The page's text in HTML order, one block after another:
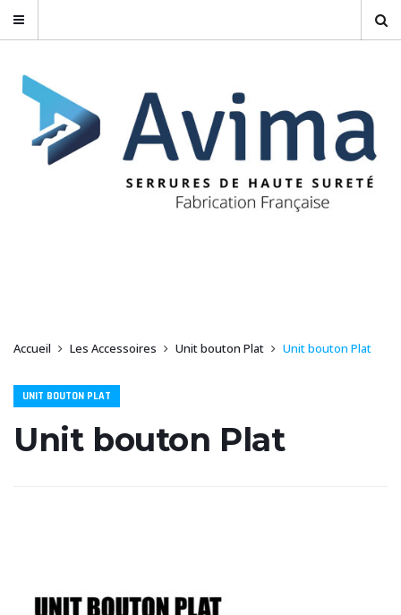
Accueil Les Accessoires Unit bouton Plat Unit bouton Plat
UNIT BOUTON PLAT
Unit bouton Plat